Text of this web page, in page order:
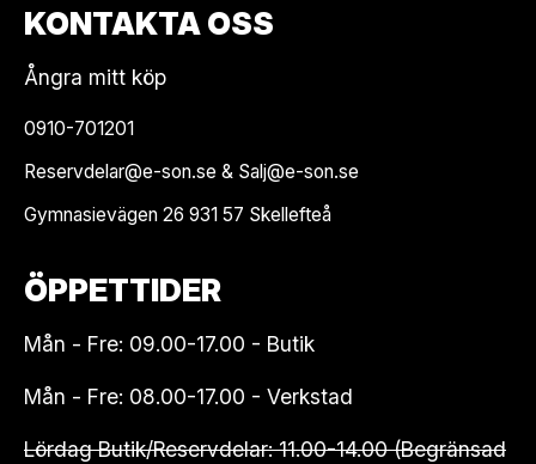
KONTAKTA OSS
Ångra mitt köp
0910-701201
Reservdelar@e-son.se & Salj@e-son.se
Gymnasievägen 26 931 57 Skellefteå
ÖPPETTIDER
Mån - Fre: 09.00-17.00 - Butik
Mån - Fre: 08.00-17.00 - Verkstad
Lördag Butik/Reservdelar: 11.00-14.00 (Begränsad